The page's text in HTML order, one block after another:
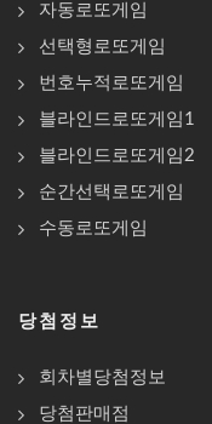
자동로또게임
선택형로또게임
번호누적로또게임
블라인드로또게임1
블라인드로또게임2
순간선택로또게임
수동로또게임
당첨정보
회차별당첨정보
당첨판매점